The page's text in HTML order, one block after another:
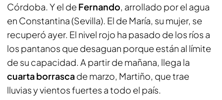
Córdoba. Y el de Fernando, arrollado por el agua
en Constantina (Sevilla). El de María, su mujer, se
recuperó ayer. El nivel rojo ha pasado de los ríos a
los pantanos que desaguan porque están al límite
de su capacidad. A partir de mañana, llega la
cuarta borrascade marzo, Martiño, que trae
lluvias y vientos fuertes a todo el país.